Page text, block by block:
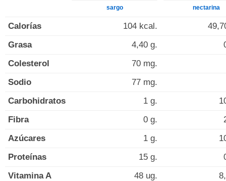
sargo nectarina
Calorías 104 kcal.
Grasa
4,40 g.
Colesterol
70 mg.
Sodio
77 mg.
Carbohidratos
1 g.
Fibra
0 g.
Azúcares
1 g.
Proteínas
15 g.
Vitamina A
48 ug.